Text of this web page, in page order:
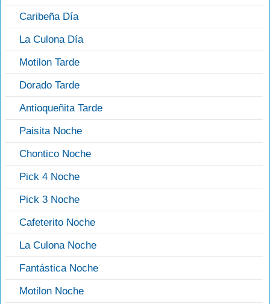
Caribeña Día
La Culona Día
Motilon Tarde
Dorado Tarde
Antioqueñita Tarde
Paisita Noche
Chontico Noche
Pick 4 Noche
Pick 3 Noche
Cafeterito Noche
La Culona Noche
Fantástica Noche
Motilon Noche